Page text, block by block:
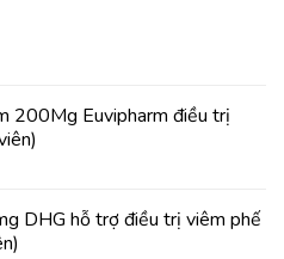
200Mg Euvipharm điều trị
DHG hỗ trợ điều trị viêm phế